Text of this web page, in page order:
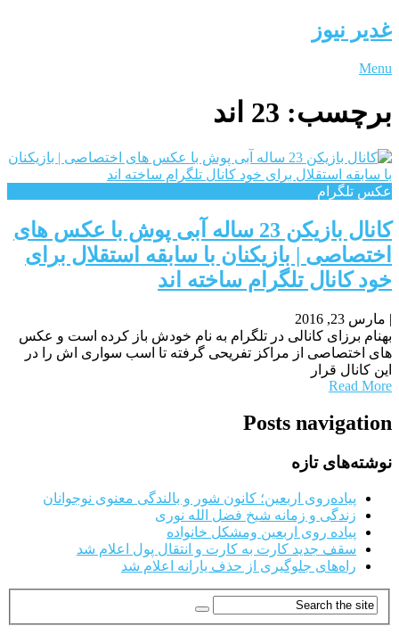
غدیر نیوز
Menu
برچسب: 23 اند
عکس تلگرام
کانال بازیکن 23 ساله آبی پوش با عکس های
اختصاصی | بازیکنان با سابقه استقلال برای
خود کانال تلگرام ساخته اند
| مارس 23, 2016
بهنام برزای کانالی در تلگرام به نام خودش باز کرده است و عکس
های اختصاصی از مراکز تفریحی گرفته تا اسب سواری اش را در
این کانال قرار
Read More
Posts navigation
نوشته‌های تازه
پیاده‌روی اربعین؛ کانون شور و بالندگی معنوی نوجوانان
زندگی و زمانه شیخ فضل الله نوری
پیاده روی اربعین ومشکل خانواده
سقف جدید کارت به کارت و انتقال پول اعلام شد
راه‌های جلوگیری از حذف یارانه اعلام شد